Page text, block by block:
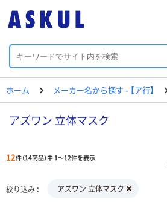
ホーム メーカー名から探す - 【ア行】
アズワン 立体マスク
12件（14商品）中 1～12件を表示
絞り込み アズワン 立体マスク